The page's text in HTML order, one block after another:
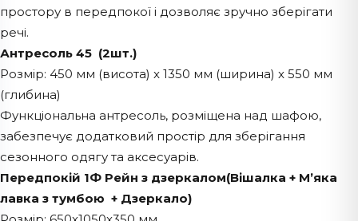
простору в передпокої і дозволяє зручно зберігати
речі.
Антресоль 45 (2шт.)
Розмір: 450 мм (висота) x 1350 мм (ширина) x 550 мм
(глибина)
Функціональна антресоль, розміщена над шафою,
забезпечує додатковий простір для зберігання
сезонного одягу та аксесуарів.
Передпокій 1Ф Рейн з дзеркалом(Вішалка + М’яка
лавка з тумбою + Дзеркало)